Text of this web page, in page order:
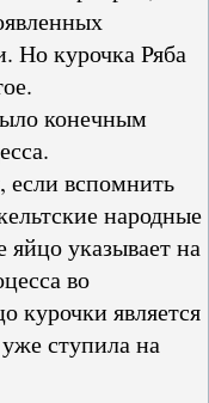
Но курочка Ряба
конечным
вспомнить
народные
яйцо указывает на
во
курочки является
ступила на